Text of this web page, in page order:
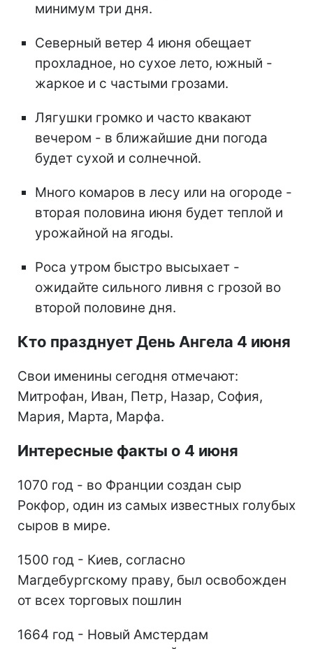
минимум три дня.
Северный ветер 4 июня обещает
прохладное, но сухое лето, южный -
жаркое и с частыми грозами.
Лягушки громко и часто квакают
вечером - в ближайшие дни погода
будет сухой и солнечной.
Много комаров в лесу или на огороде -
вторая половина июня будет теплой и
урожайной на ягоды.
Роса утром быстро высыхает -
ожидайте сильного ливня с грозой во
второй половине дня.
Кто празднует День Ангела 4 июня
Свои именины сегодня отмечают:
Митрофан, Иван, Петр, Назар, София,
Мария, Марта, Марфа.
Интересные факты о 4 июня
1070 год - во Франции создан сыр
Рокфор, один из самых известных голубых
сыров в мире.
1500 год - Киев, согласно
Магдебургскому праву, был освобожден
от всех торговых пошлин
1664 год - Новый Амстердам